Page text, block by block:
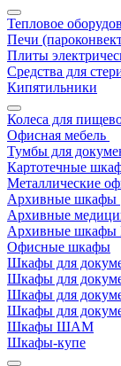
Тепловое
Печи
Плиты
Средства для
Кипятильники
Колеса для
Офисная мебель
Тумбы для
Картотечные
Металлические
Архивные шкафы
Архивные
Архивные шкафы
Офисные шкафы
Шкафы для
Шкафы для
Шкафы для
Шкафы для
Шкафы ШАМ
Шкафы-купе